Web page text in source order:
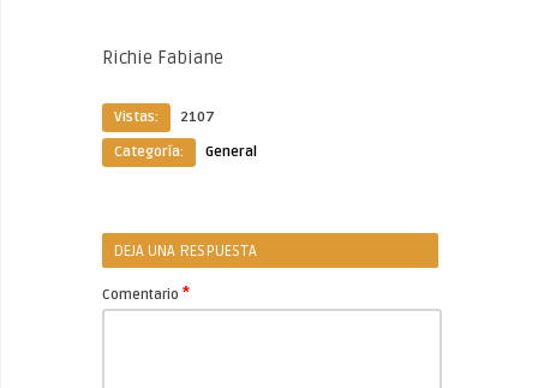
Richie Fabiane
Vistas:
2107
Categoría:
General
DEJA UNA RESPUESTA
Comentario *